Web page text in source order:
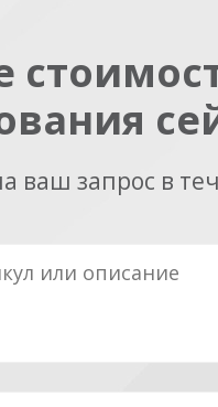
ваш запрос в